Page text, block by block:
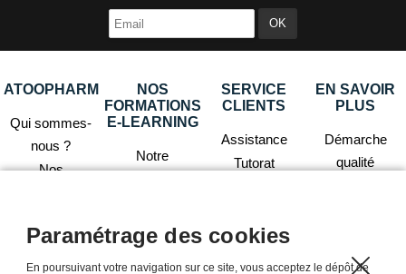
ATOOPHARM
Qui sommes-
nous ?
Nos
NOS
FORMATIONS
E-LEARNING
Notre
Le plan de
formation
continue
SERVICE
CLIENTS
Assistance
Tutorat
Politique de
EN SAVOIR
PLUS
Démarche
qualité
Paramétrage des cookies
En poursuivant votre navigation sur ce site, vous acceptez le dépôt de